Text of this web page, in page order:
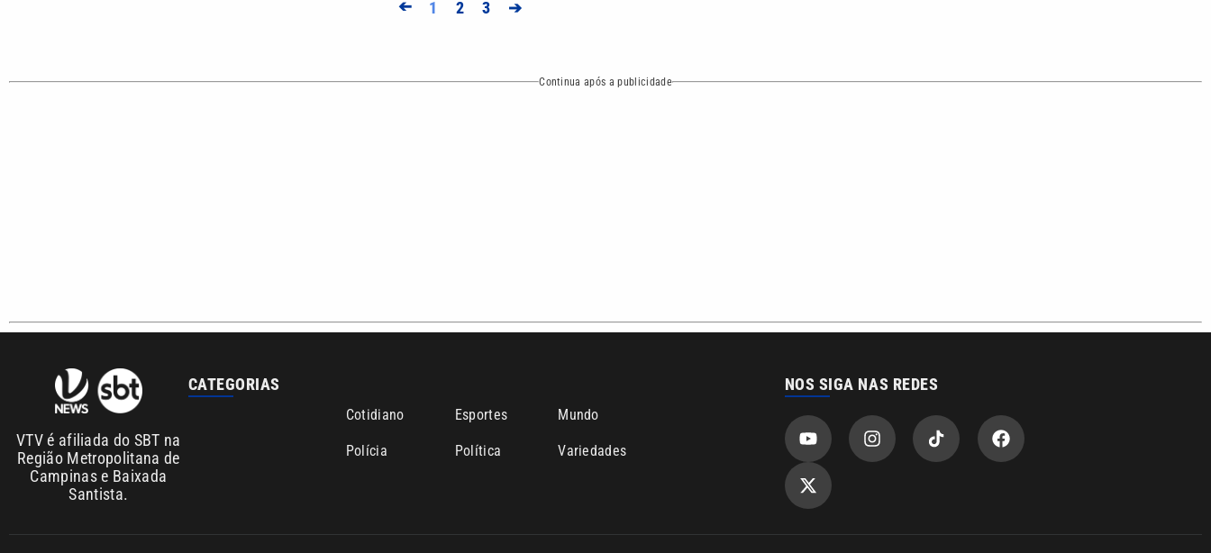
➔ 1 2 3 ➔
Continua após a publicidade
Sobre nós Anuncie agora com a emissora VTV SBT Área de cobertura que a VTV SBT acompanha: Entre em contato com a VTV News
Copyright © 2026. Todos os direitos reservados | Empresa de Comunicação PRM Ltda – CNPJ: 01.773.119.0001-60